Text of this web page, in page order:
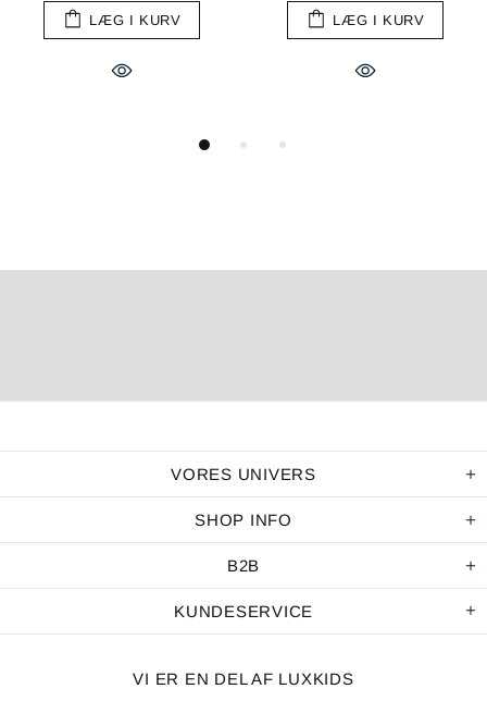
LÆG I KURV LÆG I KURV
VORES UNIVERS
SHOP INFO
B2B
KUNDESERVICE
VI ER EN DEL AF LUXKIDS